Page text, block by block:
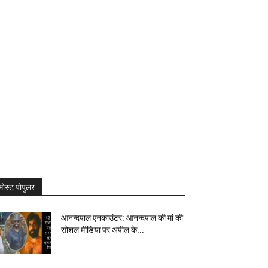
पोपुलर
आनन्दपाल एनकाउंटर: आनन्दपाल की मां की
सोशल मीडिया पर अपील के...